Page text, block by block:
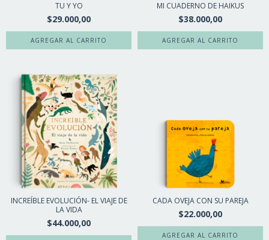
TU Y YO
$29.000,00
MI CUADERNO DE HAIKUS
$38.000,00
INCREÍBLE EVOLUCIÓN- EL VIAJE DE
LA VIDA
$44.000,00
CADA OVEJA CON SU PAREJA
$22.000,00